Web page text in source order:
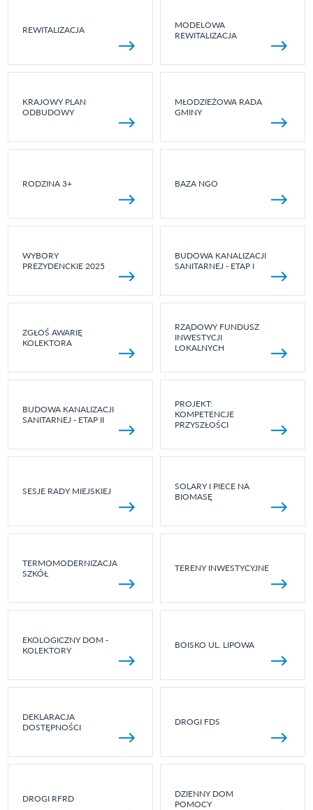
REWITALIZACJA
MODELOWA
REWITALIZACJA
KRAJOWY PLAN
ODBUDOWY
MŁODZIEŻOWA RADA
GMINY
RODZINA 3+ BAZA NGO
WYBORY
PREZYDENCKIE 2025
BUDOWA KANALIZACJI
SANITARNEJ - ETAP I
ZGŁOŚ AWARIĘ
KOLEKTORA
RZĄDOWY FUNDUSZ
INWESTYCJI
LOKALNYCH
BUDOWA KANALIZACJI
SANITARNEJ - ETAP II
PROJEKT:
KOMPETENCJE
PRZYSZŁOŚCI
SESJE RADY MIEJSKIEJ
SOLARY I PIECE NA
BIOMASĘ
TERMOMODERNIZACJA
SZKÓŁ
TERENY INWESTYCYJNE
EKOLOGICZNY DOM -
KOLEKTORY
BOISKO UL. LIPOWA
DEKLARACJA
DOSTĘPNOŚCI
DROGI FDS
DROGI RFRD
DZIENNY DOM
POMOCY